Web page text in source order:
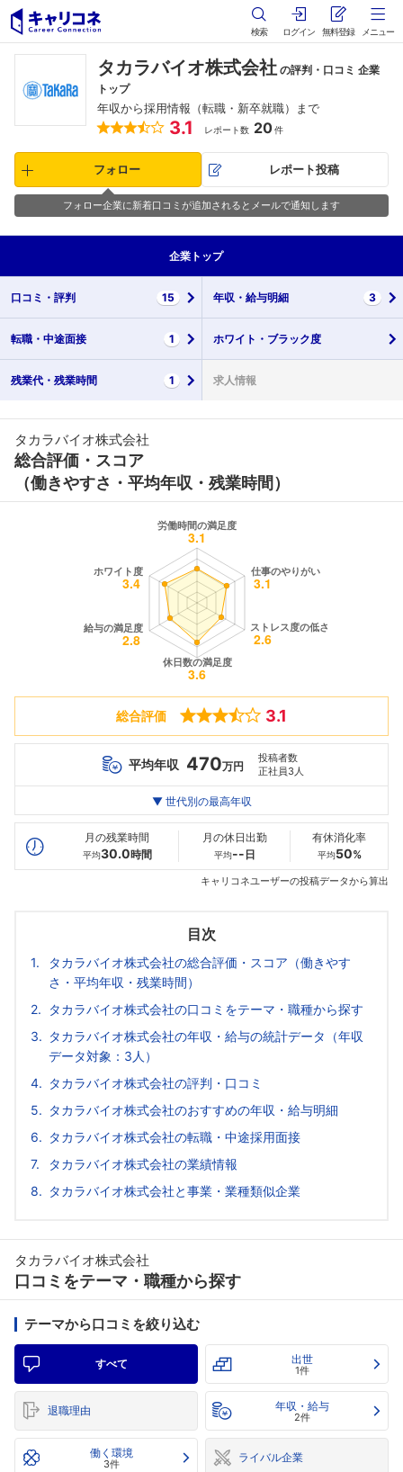
検索 ログイン 無料登録 メニュー
タカラバイオ株式会社 の評判・口コミ 企業
トップ
年収から採用情報（転職・新卒就職）まで
3.1 レポート数 20件
フォロー レポート投稿
フォロー企業に新着口コミが追加されるとメールで通知します
企業 トップ
口コミ・ 評判 15 年収・ 給与明細 3
転職・ 中途面接 1 ホワイト・ ブラック度
残業代・ 残業時間 1 求人情報
タカラバイオ株式会社
総合評価・スコア
（働きやすさ・平均年収・残業時間）
総合評価 3.1
平均年収 470万円
投稿者数
正社員3人
最高年収
20代
533万
30代
460万
--万
▼ 世代別の最高年収
月の残業時間
平均30.0時間
月の休日出勤
平均-- 日
有休消化率
平均50%
キャリコネユーザーの投稿データから算出
目次
タカラバイオ株式会社の総合評価・スコア（働きやす
さ・平均年収・残業時間）
タカラバイオ株式会社の口コミをテーマ・職種から探す
タカラバイオ株式会社の年収・給与の統計データ（年収
データ対象：3人）
タカラバイオ株式会社の評判・口コミ
タカラバイオ株式会社のおすすめの年収・給与明細
タカラバイオ株式会社の転職・中途採用面接
タカラバイオ株式会社の業績情報
タカラバイオ株式会社と事業・業種類似企業
タカラバイオ株式会社
口コミをテーマ・職種から探す
テーマから口コミを絞り込む
すべて 出世
1件
退職理由 年収・給与
2件
働く環境
3件 ライバル企業